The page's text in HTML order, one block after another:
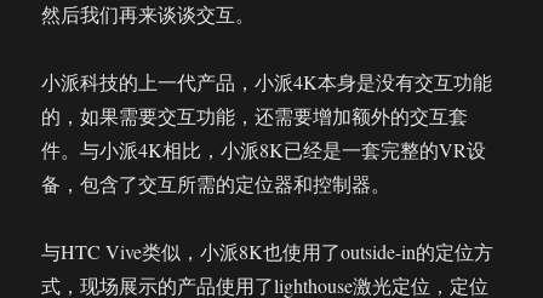
然后我们再来谈谈交互。
小派科技的上一代产品，小派4K本身是没有交互功能
的，如果需要交互功能，还需要增加额外的交互套
件。与小派4K相比，小派8K已经是一套完整的VR设
备，包含了交互所需的定位器和控制器。
与HTC Vive类似，小派8K也使用了outside-in的定位方
式，现场展示的产品使用了lighthouse激光定位，定位